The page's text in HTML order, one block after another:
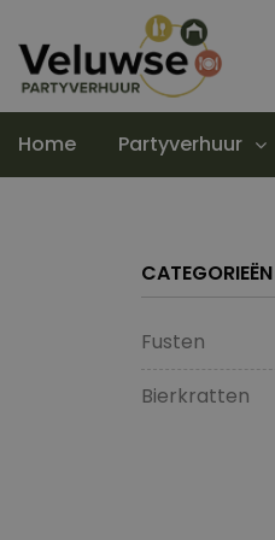
Home Partyverhuur
CATEGORIEËN
Fusten
Bierkratten